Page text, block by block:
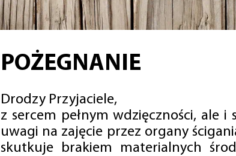
POŻEGNANIE
Drodzy Przyjaciele,
z sercem pełnym wdzięczności, ale
uwagi na zajęcie przez organy
skutkuje brakiem materialnych